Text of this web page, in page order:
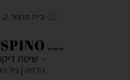
בית מנצור 2, רחוב הנופר 2ב׳ ברעננה